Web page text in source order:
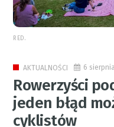
RED.
AKTUALNOŚCI 6
Rowerzyści
jeden błąd
cyklistów